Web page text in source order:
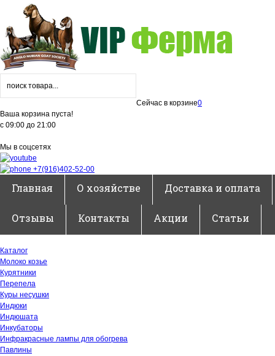
Сейчас в корзине0
Ваша корзина пуста!
с 09:00 до 21:00
Мы в соцсетях
+7(916)402-52-00
Главная О хозяйстве Доставка и оплата
Отзывы Контакты Акции Статьи
Каталог
Молоко козье
Курятники
Перепела
Куры несушки
Индюки
Индюшата
Инкубаторы
Инфракрасные лампы для обогрева
Павлины